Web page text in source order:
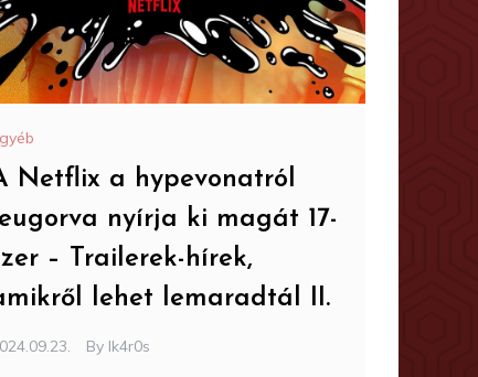
Netflix a hypevonatról
nyírja ki magát 17-
– Trailerek-hírek,
lehet lemaradtál II.
By Ik4r0s